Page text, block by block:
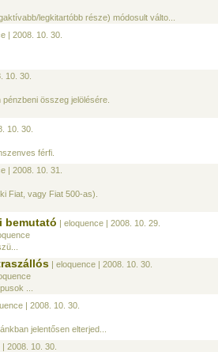
legkitartóbb része) módosult válto...
| 2008. 10. 30.
10. 30.
összeg jelölésére.
10. 30.
férfi.
| 2008. 10. 31.
Fiat, vagy Fiat 500-as).
bemutató | eloquence | 2008. 10. 29.
| eloquence | 2008. 10. 30.
...
| 2008. 10. 30.
jelentősen elterjed...
| 2008. 10. 30.